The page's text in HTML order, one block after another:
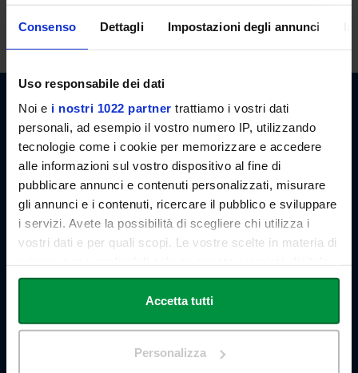
Consenso Dettagli Impostazioni degli annunci
Uso responsabile dei dati
Noi e i nostri 1022 partner trattiamo i vostri dati
personali, ad esempio il vostro numero IP, utilizzando
tecnologie come i cookie per memorizzare e accedere
alle informazioni sul vostro dispositivo al fine di
pubblicare annunci e contenuti personalizzati, misurare
gli annunci e i contenuti, ricercare il pubblico e sviluppare
i servizi. Avete la possibilità di scegliere chi utilizza i
vostri dati e per quali scopi. Le vostre scelte in materia di
in cui avete effettuato le vostre scelte. È possibile
modificare o revocare il proprio consenso in qualsiasi
momento dalla Dichiarazione sui cookie o facendo clic
Accetta tutti
Personalizza
lezioni. E' possibile, in ogni caso, concordare appuntamenti previo
invio di email.
Link Campus University
00165 Roma - Italia
P. IVA: 11933781004
Email:info@unilink.it
Email Orientamento:orientamento@unilink.it